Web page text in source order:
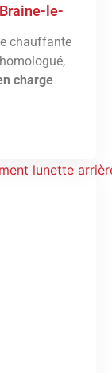
le-
chauffante
charge